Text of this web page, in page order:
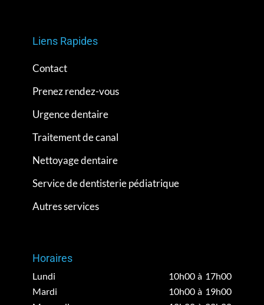
Liens Rapides
Contact
Prenez rendez-vous
Urgence dentaire
Traitement de canal
Nettoyage dentaire
Service de dentisterie pédiatrique
Autres services
Horaires
Lundi
10h00 à 17h00
Mardi
10h00 à 19h00